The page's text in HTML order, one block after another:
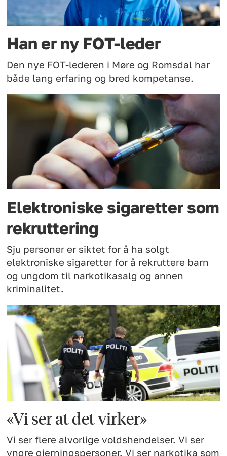
Han er ny FOT-leder
Den nye FOT-lederen i Møre og Romsdal har
både lang erfaring og bred kompetanse.
Elektroniske sigaretter som
rekruttering
Sju personer er siktet for å ha solgt
elektroniske sigaretter for å rekruttere barn
og ungdom til narkotikasalg og annen
kriminalitet.
«Vi ser at det virker»
Vi ser flere alvorlige voldshendelser. Vi ser
yngre gjerningspersoner. Vi ser narkotika som